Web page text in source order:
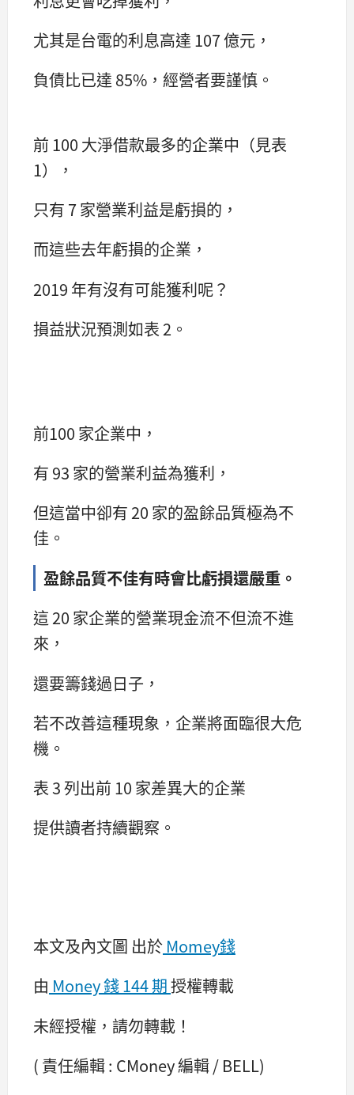
尤其是台電的利息高達 107 億元，
負債比已達 85%，經營者要謹慎。
前 100 大淨借款最多的企業中（見表
1），
只有 7 家營業利益是虧損的，
而這些去年虧損的企業，
2019 年有沒有可能獲利呢？
損益狀況預測如表 2。
前100 家企業中，
有 93 家的營業利益為獲利，
但這當中卻有 20 家的盈餘品質極為不
佳。
盈餘品質不佳有時會比虧損還嚴重。
這 20 家企業的營業現金流不但流不進
來，
還要籌錢過日子，
若不改善這種現象，企業將面臨很大危
機。
表 3 列出前 10 家差異大的企業
提供讀者持續觀察。
本文及內文圖 出於 Momey錢
由 Money 錢 144 期授權轉載
未經授權，請勿轉載！
( 責任編輯 : CMoney 編輯 / BELL)